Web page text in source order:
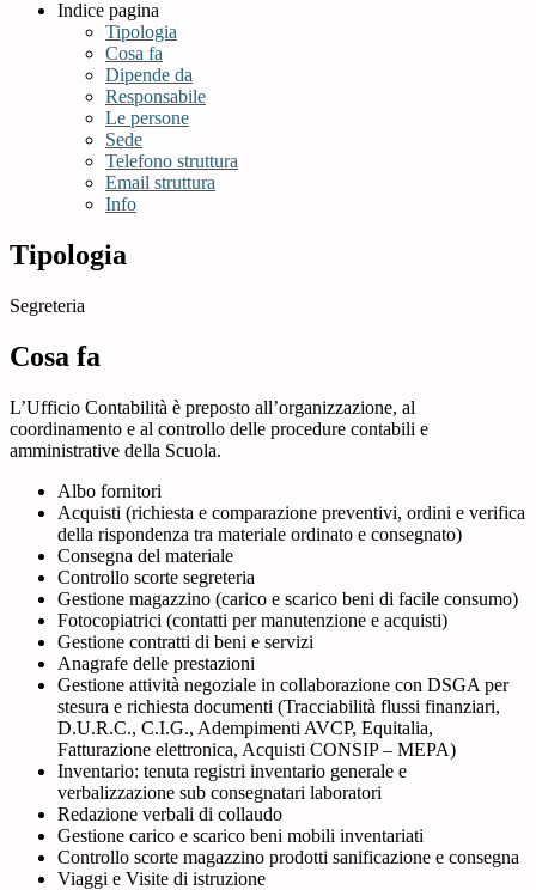
Indice pagina
Tipologia
Cosa fa
Dipende da
Responsabile
Le persone
Sede
Telefono struttura
Email struttura
Info
Tipologia
Segreteria
Cosa fa
L’Ufficio Contabilità è preposto all’organizzazione, al
coordinamento e al controllo delle procedure contabili e
amministrative della Scuola.
Albo fornitori
Acquisti (richiesta e comparazione preventivi, ordini e verifica
della rispondenza tra materiale ordinato e consegnato)
Consegna del materiale
Controllo scorte segreteria
Gestione magazzino (carico e scarico beni di facile consumo)
Fotocopiatrici (contatti per manutenzione e acquisti)
Gestione contratti di beni e servizi
Anagrafe delle prestazioni
Gestione attività negoziale in collaborazione con DSGA per
stesura e richiesta documenti (Tracciabilità flussi finanziari,
D.U.R.C., C.I.G., Adempimenti AVCP, Equitalia,
Fatturazione elettronica, Acquisti CONSIP – MEPA)
Inventario: tenuta registri inventario generale e
verbalizzazione sub consegnatari laboratori
Redazione verbali di collaudo
Gestione carico e scarico beni mobili inventariati
Controllo scorte magazzino prodotti sanificazione e consegna
Viaggi e Visite di istruzione